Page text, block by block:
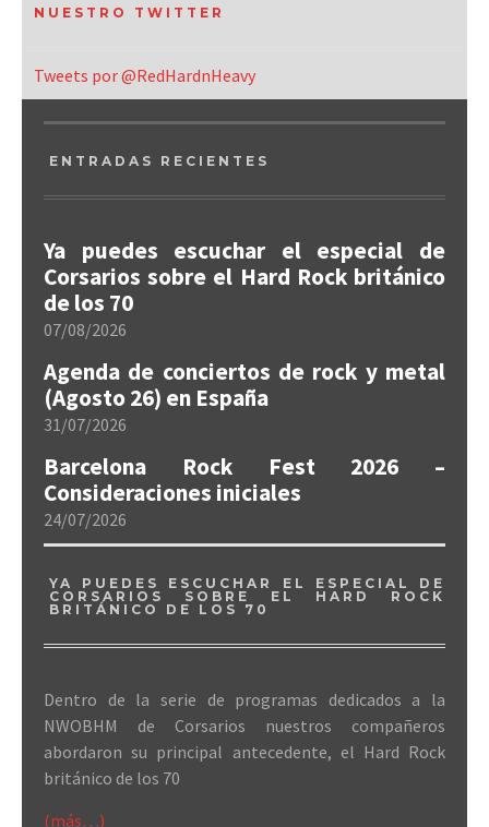
NUESTRO TWITTER
Tweets por @RedHardnHeavy
ENTRADAS RECIENTES
Ya puedes escuchar el especial de
Corsarios sobre el Hard Rock británico
de los 70
07/08/2026
Agenda de conciertos de rock y metal
(Agosto 26) en España
31/07/2026
Barcelona Rock Fest 2026 –
Consideraciones iniciales
24/07/2026
YA PUEDES ESCUCHAR EL ESPECIAL DE
CORSARIOS SOBRE EL HARD ROCK
BRITÁNICO DE LOS 70
Dentro de la serie de programas dedicados a la
NWOBHM de Corsarios nuestros compañeros
abordaron su principal antecedente, el Hard Rock
británico de los 70
(más…)